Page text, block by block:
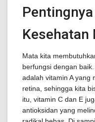
Kesehatan
Mata kita
berfungsi dengan
adalah vitamin A yang
retina, sehingga kita
itu, vitamin C dan E
antioksidan yang